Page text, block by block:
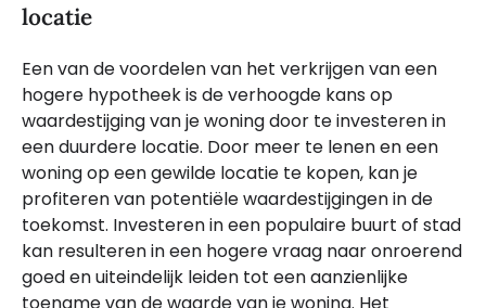
locatie
Een van de voordelen van het verkrijgen van een
hogere hypotheek is de verhoogde kans op
waardestijging van je woning door te investeren in
een duurdere locatie. Door meer te lenen en een
woning op een gewilde locatie te kopen, kan je
profiteren van potentiële waardestijgingen in de
toekomst. Investeren in een populaire buurt of stad
kan resulteren in een hogere vraag naar onroerend
goed en uiteindelijk leiden tot een aanzienlijke
toename van de waarde van je woning. Het